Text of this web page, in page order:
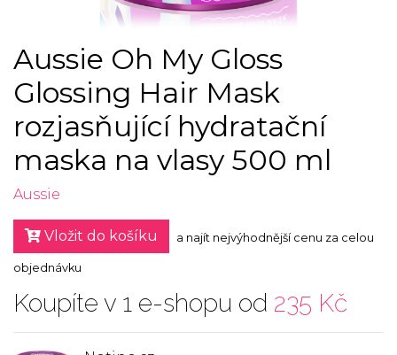
Aussie Oh My Gloss
Glossing Hair Mask
rozjasňující hydratační
maska na vlasy 500 ml
Aussie
Vložit do košíku a najít nejvýhodnější cenu za celou
objednávku
Koupíte v 1 e-shopu od 235 Kč